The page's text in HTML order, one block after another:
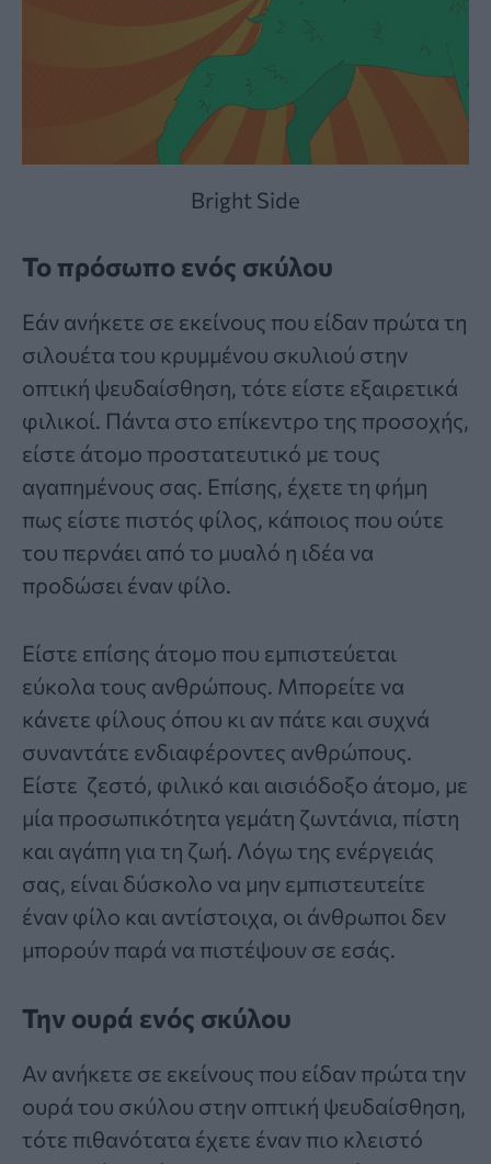
Bright Side
Το πρόσωπο ενός σκύλου
Εάν ανήκετε σε εκείνους που είδαν πρώτα τη
σιλουέτα του κρυμμένου σκυλιού στην
οπτική ψευδαίσθηση, τότε είστε εξαιρετικά
φιλικοί. Πάντα στο επίκεντρο της προσοχής,
είστε άτομο προστατευτικό με τους
αγαπημένους σας. Επίσης, έχετε τη φήμη
πως είστε πιστός φίλος, κάποιος που ούτε
του περνάει από το μυαλό η ιδέα να
προδώσει έναν φίλο.
Είστε επίσης άτομο που εμπιστεύεται
εύκολα τους ανθρώπους. Μπορείτε να
κάνετε φίλους όπου κι αν πάτε και συχνά
συναντάτε ενδιαφέροντες ανθρώπους.
Είστε ζεστό, φιλικό και αισιόδοξο άτομο, με
μία προσωπικότητα γεμάτη ζωντάνια, πίστη
και αγάπη για τη ζωή. Λόγω της ενέργειάς
σας, είναι δύσκολο να μην εμπιστευτείτε
έναν φίλο και αντίστοιχα, οι άνθρωποι δεν
μπορούν παρά να πιστέψουν σε εσάς.
Την ουρά ενός σκύλου
Αν ανήκετε σε εκείνους που είδαν πρώτα την
ουρά του σκύλου στην οπτική ψευδαίσθηση,
τότε πιθανότατα έχετε έναν πιο κλειστό